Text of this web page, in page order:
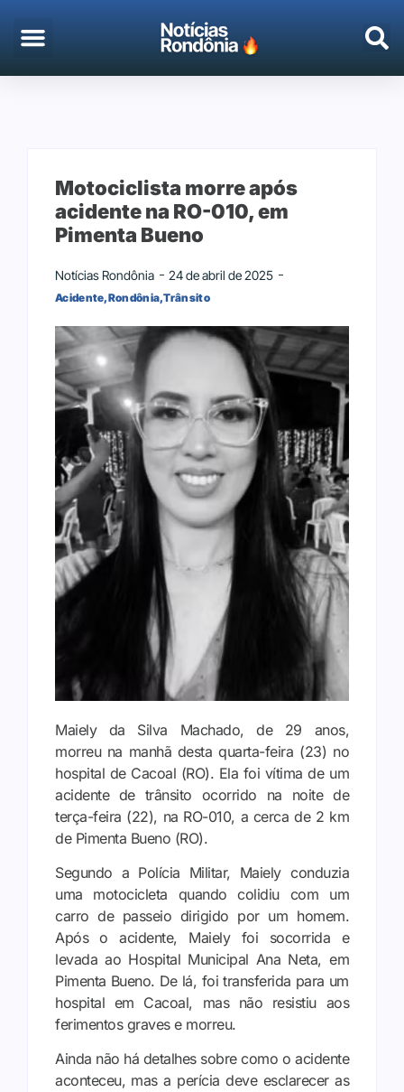
Motociclista morre após
acidente na RO-010, em
Pimenta Bueno
Notícias Rondônia 24 de abril de 2025
Acidente,Rondônia,Trânsito
Maiely da Silva Machado, de 29 anos,
morreu na manhã desta quarta-feira (23) no
hospital de Cacoal (RO). Ela foi vítima de um
acidente de trânsito ocorrido na noite de
terça-feira (22), na RO-010, a cerca de 2 km
de Pimenta Bueno (RO).
Segundo a Polícia Militar, Maiely conduzia
uma motocicleta quando colidiu com um
carro de passeio dirigido por um homem.
Após o acidente, Maiely foi socorrida e
levada ao Hospital Municipal Ana Neta, em
Pimenta Bueno. De lá, foi transferida para um
hospital em Cacoal, mas não resistiu aos
ferimentos graves e morreu.
Ainda não há detalhes sobre como o acidente
aconteceu, mas a perícia deve esclarecer as